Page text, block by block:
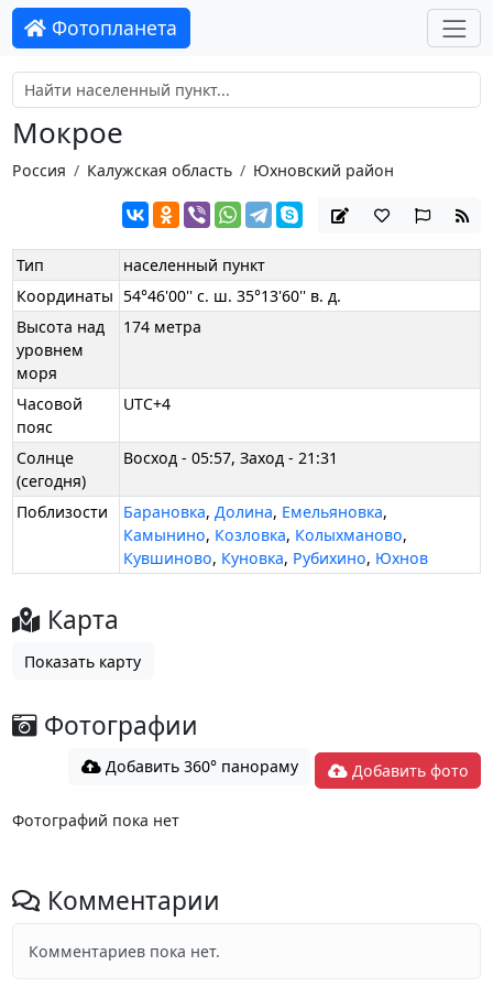
Фотопланета
Мокрое
Россия Калужская область Юхновский район
Тип
населенный пункт
Координаты 54°46'00'' с. ш. 35°13'60'' в. д.
Высота над
уровнем
моря
174 метра
Часовой
пояс
UTC+4
Солнце
(сегодня)
Восход - 05:57, Заход - 21:31
Поблизости Барановка,Долина, Емельяновка,
Камынино, Козловка, Колыхманово,
Кувшиново, Куновка, Рубихино, Юхнов
Карта
Показать карту
Фотографии
Добавить 360° панораму Добавить фото
Фотографий пока нет
Комментарии
Комментариев пока нет.